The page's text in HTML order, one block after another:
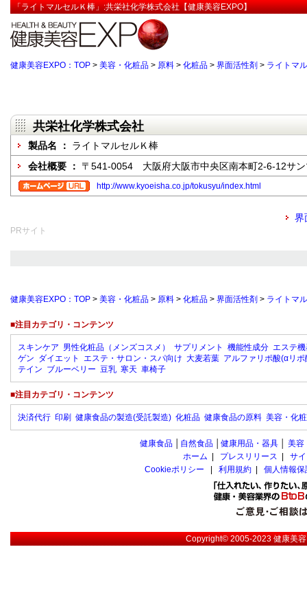
「ライトマルセルＫ棒」:共栄社化学株式会社【健康美容EXPO】
健康美容EXPO：TOP > 美容・化粧品 > 原料 > 化粧品 > 界面活性剤 > ライトマ
共栄社化学株式会社
製品名 ： ライトマルセルＫ棒
会社概要 ： 〒541-0054 大阪府大阪市中央区南本町2-6-12サン
http://www.kyoeisha.co.jp/tokusyu/index.html
界
PRサイト
健康美容EXPO：TOP > 美容・化粧品 > 原料 > 化粧品 > 界面活性剤 > ライトマ
■注目カテゴリ・コンテンツ
スキンケア 男性化粧品（メンズコスメ） サプリメント 機能性成分 エステ
ゲン ダイエット エステ・サロン・スパ向け 大麦若葉 アルファリポ酸(αリポ
テイン ブルーベリー 豆乳 寒天 車椅子
■注目カテゴリ・コンテンツ
決済代行 印刷 健康食品の製造(受託製造) 化粧品 健康食品の原料 美容・化
健康食品 自然食品 健康用品・器具 美容
ホーム
プレスリリース
サ
Cookieポリシー
利用規約 個人情報
Copyright© 2005-2023健康美